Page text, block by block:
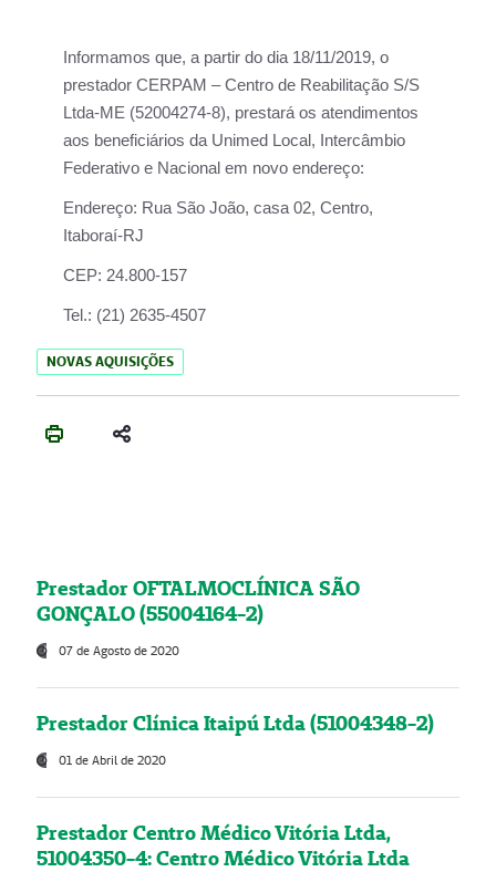
Informamos que, a partir do dia 18/11/2019, o
prestador CERPAM – Centro de Reabilitação S/S
Ltda-ME (52004274-8), prestará os atendimentos
aos beneficiários da Unimed Local, Intercâmbio
Federativo e Nacional em novo endereço:
Endereço: Rua São João, casa 02, Centro,
Itaboraí-RJ
CEP: 24.800-157
Tel.: (21) 2635-4507
NOVAS AQUISIÇÕES
Prestador OFTALMOCLÍNICA SÃO
GONÇALO (55004164-2)
07 de Agosto de 2020
Prestador Clínica Itaipú Ltda (51004348-2)
01 de Abril de 2020
Prestador Centro Médico Vitória Ltda,
51004350-4: Centro Médico Vitória Ltda